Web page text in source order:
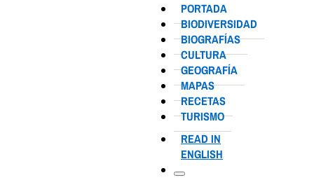
PORTADA
BIODIVERSIDAD
BIOGRAFÍAS
CULTURA
GEOGRAFÍA
MAPAS
RECETAS
TURISMO
READ IN
ENGLISH